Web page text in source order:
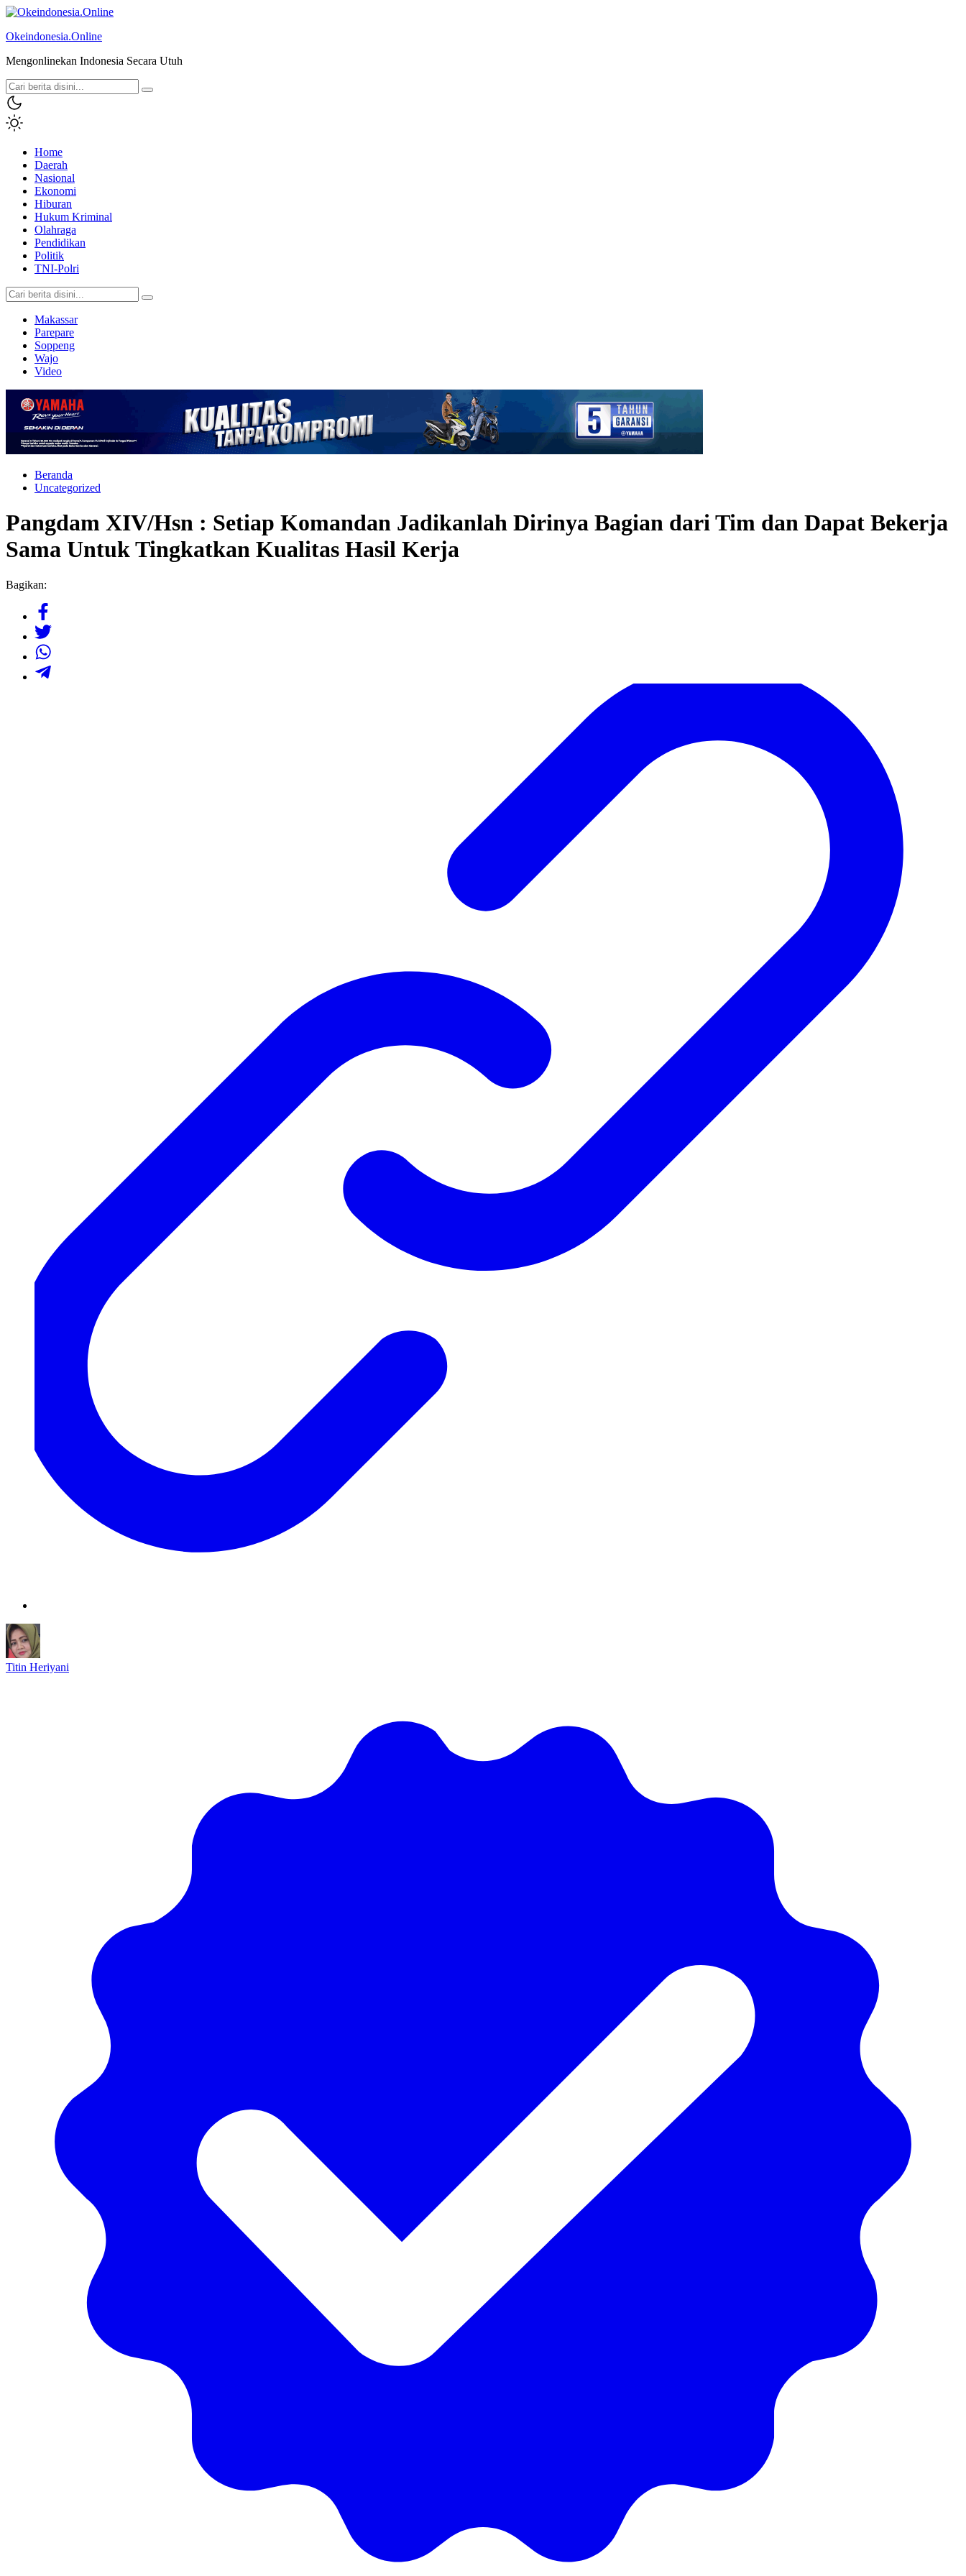
Okeindonesia.Online
Mengonlinekan Indonesia Secara Utuh
Home
Daerah
Nasional
Ekonomi
Hiburan
Hukum Kriminal
Olahraga
Pendidikan
Politik
TNI-Polri
Makassar
Parepare
Soppeng
Wajo
Video
Beranda
Uncategorized
Pangdam XIV/Hsn : Setiap Komandan Jadikanlah Dirinya Bagian dari Tim dan Dapat Bekerja
Sama Untuk Tingkatkan Kualitas Hasil Kerja
Bagikan:
Titin Heriyani